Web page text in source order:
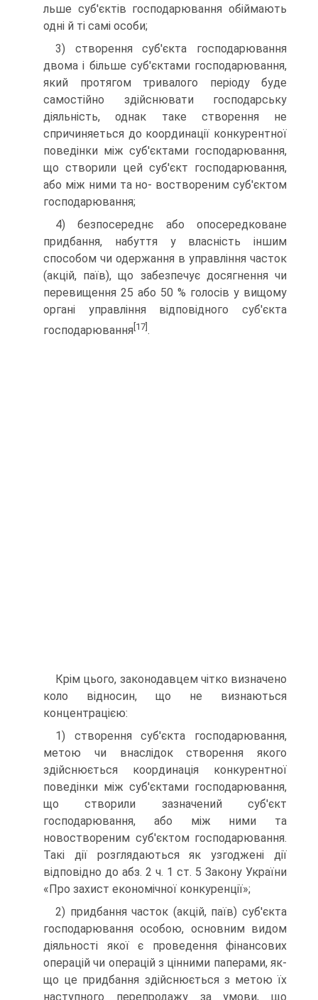
льше суб'єктів господарювання обіймають
одні й ті самі особи;
3) створення суб'єкта господарювання
двома і більше суб'єктами господарювання,
який протягом тривалого пері­оду буде
самостійно здійснювати господарську
діяльність, однак таке створення не
спричиняеться до координації кон­курентної
поведінки між суб'єктами господарювання,
що створили цей суб'єкт господарювання,
або між ними та но- воствореним суб'єктом
господарювання;
4) безпосереднє або опосередковане
придбання, набуття у власність іншим
способом чи одержання в управління ча­сток
(акцій, паїв), що забезпечує досягнення чи
перевищен­ня 25 або 50 % голосів у вищому
органі управління відпові­дного суб'єкта
господарювання [17] .
Крім цього, законодавцем чітко визначено
коло відно­син, що не визнаються
концентрацією:
1) створення суб'єкта господарювання,
метою чи вна­слідок створення якого
здійснюється координація конкуре­нтної
поведінки між суб'єктами господарювання,
що ство­рили зазначений суб'єкт
господарювання, або між ними та
новоствореним суб'єктом господарювання.
Такі дії розгля­даються як узгоджені дії
відповідно до абз. 2 ч. 1 ст. 5 За­кону України
«Про захист економічної конкуренції»;
2) придбання часток (акцій, паїв) суб'єкта
господарю­вання особою, основним видом
діяльності якої є проведення фінансових
операцій чи операцій з цінними паперами, як­
що це придбання здійснюється з метою їх
наступного пере­продажу за умови, що